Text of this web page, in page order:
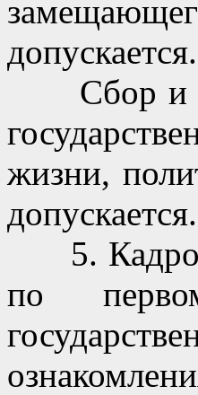
допускается.
Сбор и
жизни,
допускается.
5.
по